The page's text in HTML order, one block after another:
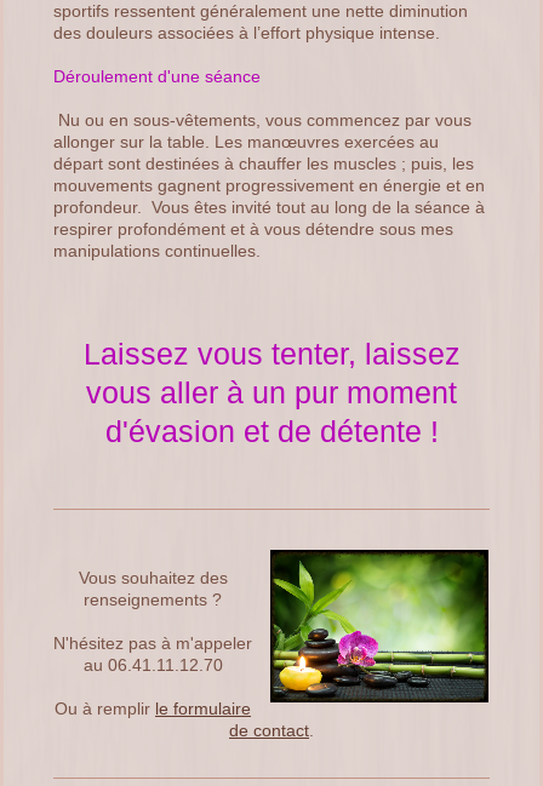
sportifs ressentent généralement une nette diminution
des douleurs associées à l’effort physique intense.
Déroulement d'une séance
Nu ou en sous-vêtements, vous commencez par vous
allonger sur la table. Les manœuvres exercées au
départ sont destinées à chauffer les muscles ; puis, les
mouvements gagnent progressivement en énergie et en
profondeur. Vous êtes invité tout au long de la séance à
respirer profondément et à vous détendre sous mes
manipulations continuelles.
Laissez vous tenter, laissez
vous aller à un pur moment
d'évasion et de détente !
Vous souhaitez des
renseignements ?
N'hésitez pas à m'appeler
au 06.41.11.12.70
Ou à remplir le formulaire
de contact